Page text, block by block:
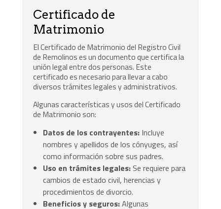
Certificado de
Matrimonio
El Certificado de Matrimonio del Registro Civil
de Remolinos es un documento que certifica la
unión legal entre dos personas. Este
certificado es necesario para llevar a cabo
diversos trámites legales y administrativos.
Algunas características y usos del Certificado
de Matrimonio son:
Datos de los contrayentes: Incluye
nombres y apellidos de los cónyuges, así
como información sobre sus padres.
Uso en trámites legales: Se requiere para
cambios de estado civil, herencias y
procedimientos de divorcio.
Beneficios y seguros:Algunas